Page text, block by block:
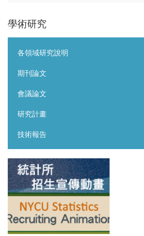
學術研究
各領域研究說明
期刊論文
會議論文
研究計畫
技術報告